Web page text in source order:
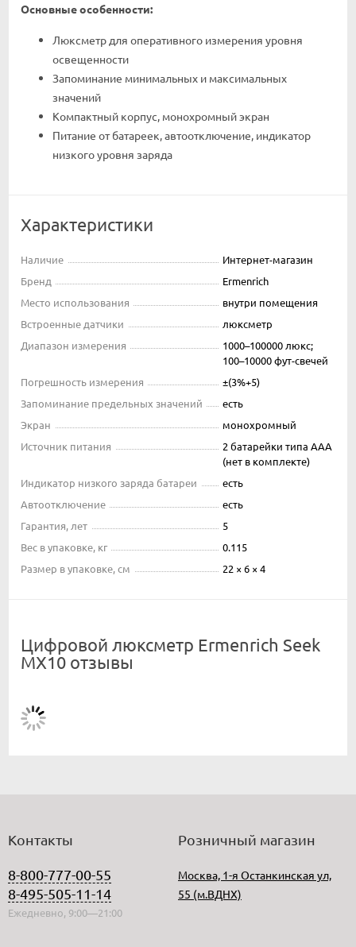
Основные особенности:
Люксметр для оперативного измерения уровня
освещенности
Запоминание минимальных и максимальных
значений
Компактный корпус, монохромный экран
Питание от батареек, автоотключение, индикатор
низкого уровня заряда
Характеристики
Наличие
Интернет-магазин
Бренд
Ermenrich
Место использования
внутри помещения
Встроенные датчики
люксметр
Диапазон измерения
1000–100000 люкс;
100–10000 фут-свечей
Погрешность измерения
±(3%+5)
Запоминание предельных значений
есть
Экран
монохромный
Источник питания
2 батарейки типа AAA
(нет в комплекте)
Индикатор низкого заряда батареи
есть
Автоотключение
есть
Гарантия, лет
5
Вес в упаковке, кг
0.115
Размер в упаковке, см
22 × 6 × 4
Цифровой люксметр Ermenrich Seek
MX10 отзывы
Контакты
8-800-777-00-55
8-495-505-11-14
Ежедневно, 9:00—21:00
Розничный магазин
Москва, 1-я Останкинская ул,
55 (м.ВДНХ)